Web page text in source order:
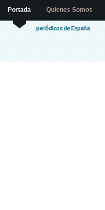
periódicos de España
Portada Quienes Somos